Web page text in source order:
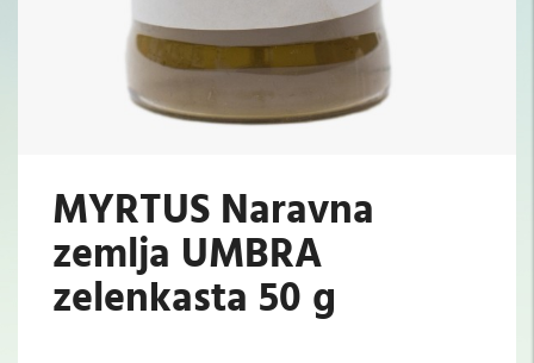
MYRTUS Naravna
zemlja UMBRA
zelenkasta 50 g